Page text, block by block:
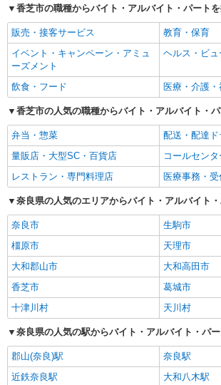
香芝市の職種からバイト・アルバイト・パート
販売・接客サービス
教育・保育
イベント・キャンペーン・アミュ
ーズメント
ヘルス・ビュ
飲食・フード 医療・介護・
香芝市の人気の職種からバイト・アルバイト・
弁当・惣菜
配送・配達ド
量販店・大型SC・百貨店
コールセンタ
レストラン・専門料理店
医療事務・
奈良県の人気のエリアからバイト・アルバイト
奈良市
生駒市
橿原市
天理市
大和郡山市
大和高田市
香芝市
葛城市
十津川村
天川村
奈良県の人気の駅からバイト・アルバイト・パ
郡山(奈良)駅
奈良駅
近鉄奈良駅
大和八木駅